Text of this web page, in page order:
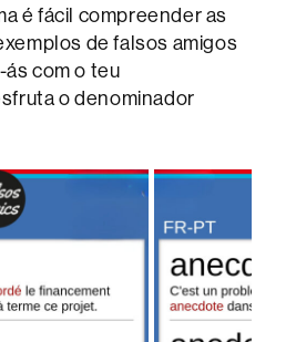
é fácil compreender as
de falsos amigos
com o teu
o denominador